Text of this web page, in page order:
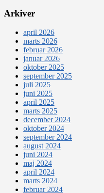
Arkiver
april 2026
marts 2026
februar 2026
januar 2026
oktober 2025
september 2025
juli 2025
juni 2025
april 2025
marts 2025
december 2024
oktober 2024
september 2024
august 2024
juni 2024
maj 2024
april 2024
marts 2024
februar 2024